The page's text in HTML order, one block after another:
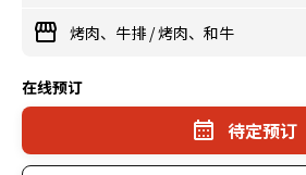
烤肉、牛排 /烤肉、和牛
在线预订
待定预订